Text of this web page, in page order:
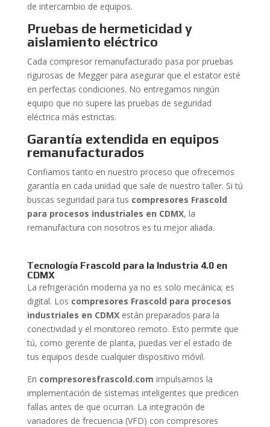
de intercambio de equipos.
Pruebas de hermeticidad y
aislamiento eléctrico
Cada compresor remanufacturado pasa por pruebas
rigurosas de Megger para asegurar que el estator esté
en perfectas condiciones. No entregamos ningún
equipo que no supere las pruebas de seguridad
eléctrica más estrictas.
Garantía extendida en equipos
remanufacturados
Confiamos tanto en nuestro proceso que ofrecemos
garantía en cada unidad que sale de nuestro taller. Si tú
buscas seguridad para tus compresores Frascold
para procesos industriales en CDMX, la
remanufactura con nosotros es tu mejor aliada.
Tecnología Frascold para la Industria 4.0 en
CDMX
La refrigeración moderna ya no es solo mecánica; es
digital. Los compresores Frascold para procesos
industriales en CDMXestán preparados para la
conectividad y el monitoreo remoto. Esto permite que
tú, como gerente de planta, puedas ver el estado de
tus equipos desde cualquier dispositivo móvil.
En compresoresfrascold.com impulsamos la
implementación de sistemas inteligentes que predicen
fallas antes de que ocurran. La integración de
variadores de frecuencia (VFD) con compresores